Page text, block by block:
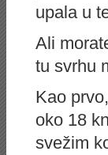
upala u
Ali
tu svrhu
Kao
oko 18
svežim